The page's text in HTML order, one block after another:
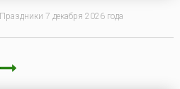
Праздники 7 декабря 2026 года